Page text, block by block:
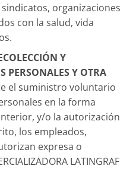
organizaciones
con la salud, vida
Y
PERSONALES Y OTRA
el suministro voluntario
en la forma
y/o la autorización
los empleados,
expresa o
LATINGRAF